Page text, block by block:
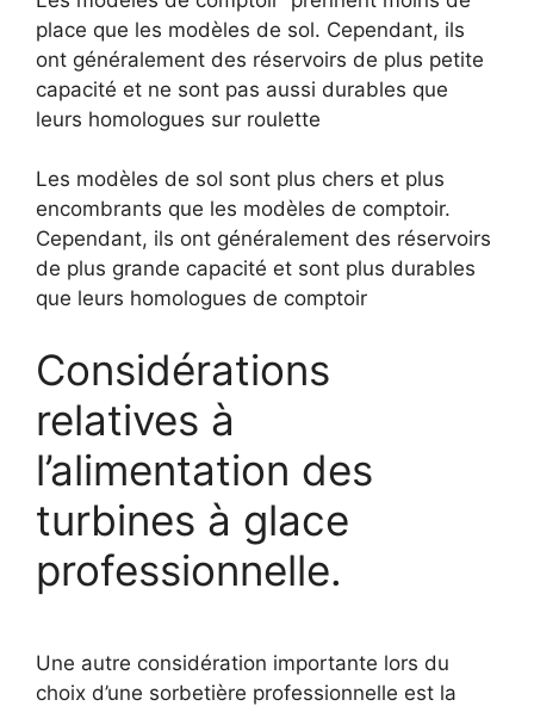
place que les modèles de sol. Cependant, ils
ont généralement des réservoirs de plus petite
capacité et ne sont pas aussi durables que
leurs homologues sur roulette
Les modèles de sol sont plus chers et plus
encombrants que les modèles de comptoir.
Cependant, ils ont généralement des réservoirs
de plus grande capacité et sont plus durables
que leurs homologues de comptoir
Considérations
relatives à
l’alimentation des
turbines à glace
professionnelle.
Une autre considération importante lors du
choix d’une sorbetière professionnelle est la